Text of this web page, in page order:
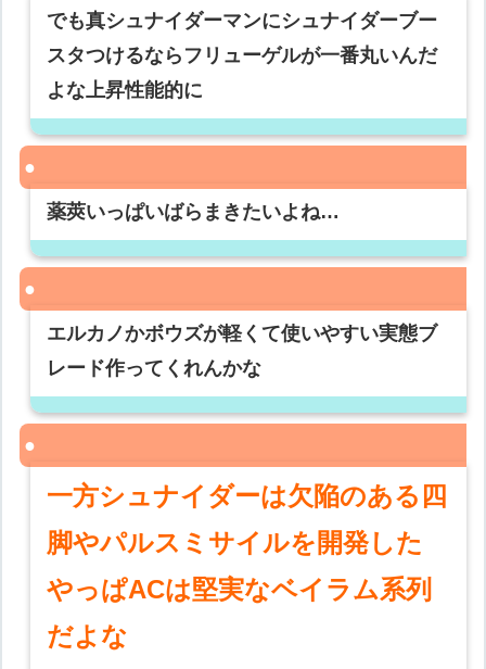
でも真シュナイダーマンにシュナイダーブー
スタつけるならフリューゲルが一番丸いんだ
よな上昇性能的に
薬莢いっぱいばらまきたいよね…
エルカノかボウズが軽くて使いやすい実態ブ
レード作ってくれんかな
一方シュナイダーは欠陥のある四
脚やパルスミサイルを開発した
やっぱACは堅実なベイラム系列
だよな